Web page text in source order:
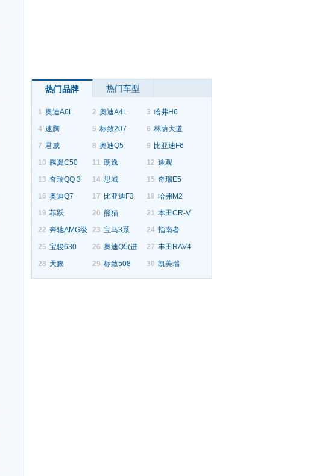
热门品牌 热门车型
1 奥迪A6L 2 奥迪A4L 3 哈弗H6
4 速腾 5 标致207 6 林荫大道
7 君威 8 奥迪Q5 9 比亚迪F6
10 腾翼C50 11 朗逸 12 途观
13 奇瑞QQ 3 14 思域 15 奇瑞E5
16 奥迪Q7 17 比亚迪F3 18 哈弗M2
19 菲跃 20 熊猫 21 本田CR-V
22 奔驰AMG级 23 宝马3系 24 指南者
25 宝骏630 26 奥迪Q5(进 27 丰田RAV4
28 天籁 29 标致508 30 凯美瑞